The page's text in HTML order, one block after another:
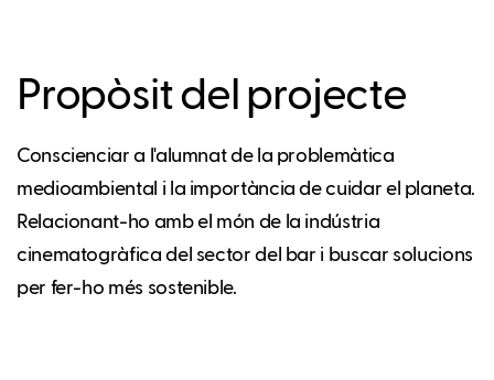
Propòsit del projecte
Conscienciar a l'alumnat de la problemàtica
medioambiental i la importància de cuidar el planeta.
Relacionant-ho amb el món de la indústria
cinematogràfica del sector del bar i buscar solucions
per fer-ho més sostenible.